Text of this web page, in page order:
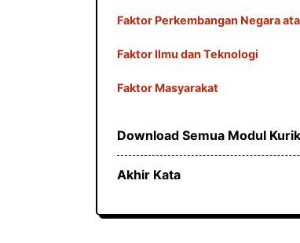
Faktor Perkembangan Negara
Faktor Ilmu dan Teknologi
Faktor Masyarakat
Download Semua Modul
Akhir Kata